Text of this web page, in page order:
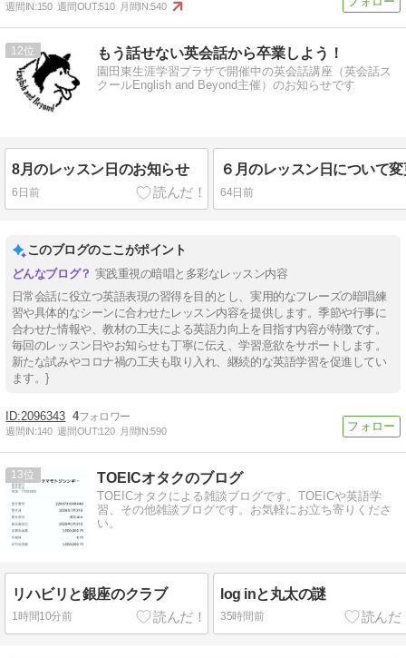
週間IN:150 週間OUT:510 月間IN:540
12 もう話せない英会話から卒業しよう！
園田東生涯学習プラザで開催中の英会話講座（英会話ス
クールEnglish and Beyond主催）のお知らせです
8月のレッスン日のお知らせ
6日前 64日前
このブログのここがポイント
実践重視の暗唱と多彩なレッスン内容
日常会話に役立つ英語表現の習得を目的とし、実用的なフレーズの暗唱練
習や具体的なシーンに合わせたレッスン内容を提供します。季節や行事に
合わせた情報や、教材の工夫による英語力向上を目指す内容が特徴です。
毎回のレッスン日やお知らせも丁寧に伝え、学習意欲をサポートします。
新たな試みやコロナ禍の工夫も取り入れ、継続的な英語学習を促進してい
ます。}
2096343 4
週間IN:140 週間OUT:120 月間IN:590
13 TOEICオタクのブログ
TOEICオタクによる雑談ブログです。TOEICや英語学
習、その他雑談ブログです。お気軽にお立ち寄りくださ
い。
リハビリと銀座のクラブ
1時間10分前
log inと丸太の謎
35時間前